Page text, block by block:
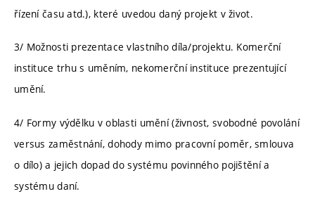
řízení času atd.), které uvedou daný projekt v život.
3/ Možnosti prezentace vlastního díla/projektu. Komerční
instituce trhu s uměním, nekomerční instituce prezentující
umění.
4/ Formy výdělku v oblasti umění (živnost, svobodné povolání
versus zaměstnání, dohody mimo pracovní poměr, smlouva
o dílo) a jejich dopad do systému povinného pojištění a
systému daní.